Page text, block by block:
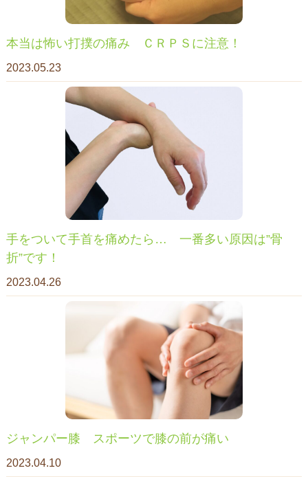
本当は怖い打撲の痛み ＣＲＰＳに注意！
2023.05.23
手をついて手首を痛めたら… 一番多い原因は”骨
折”です！
2023.04.26
ジャンパー膝 スポーツで膝の前が痛い
2023.04.10